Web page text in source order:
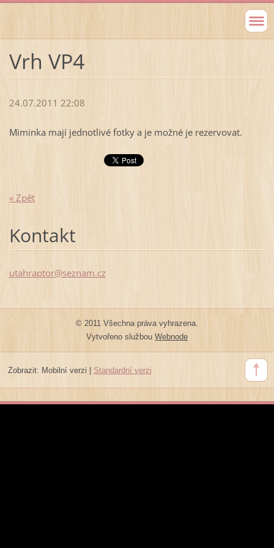
Vrh VP4
24.07.2011 22:08
Miminka mají jednotlivé fotky a je možné je rezervovat.
« Zpět
Kontakt
utahraptor@seznam.cz
© 2011 Všechna práva vyhrazena.
Vytvořeno službou Webnode
Zobrazit: Mobilní verzi Standardní verzi